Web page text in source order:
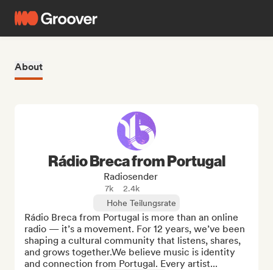
About
Rádio Breca from Portugal
Radiosender
7k
2.4k
Hohe Teilungsrate
Rádio Breca from Portugal is more than an online
radio — it’s a movement. For 12 years, we’ve been
shaping a cultural community that listens, shares,
and grows together.We believe music is identity
and connection from Portugal. Every artist...